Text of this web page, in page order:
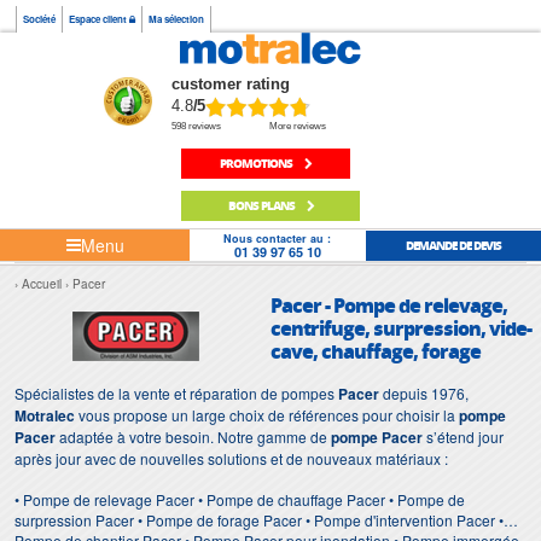
Société Espace client Ma sélection
customer rating
4.8/5
598 reviews More reviews
PROMOTIONS
BONS PLANS
Menu Nous contacter au :
01 39 97 65 10 DEMANDE DE DEVIS
Accueil Pacer
Pacer - Pompe de relevage,
centrifuge, surpression, vide-
cave, chauffage, forage
Spécialistes de la vente et réparation de pompesPacerdepuis 1976,
Motralecvous propose un large choix de références pour choisir la pompe
Paceradaptée à votre besoin. Notre gamme depompe Pacers’étend jour
après jour avec de nouvelles solutions et de nouveaux matériaux :
• Pompe de relevage Pacer • Pompe de chauffage Pacer • Pompe de
surpression Pacer • Pompe de forage Pacer • Pompe d'intervention Pacer •